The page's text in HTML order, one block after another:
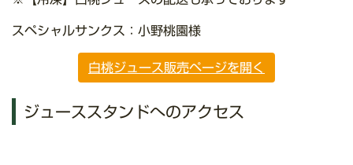
スペシャルサンクス：小野桃園様
白桃ジュース販売ページを開く
ジューススタンドへのアクセス